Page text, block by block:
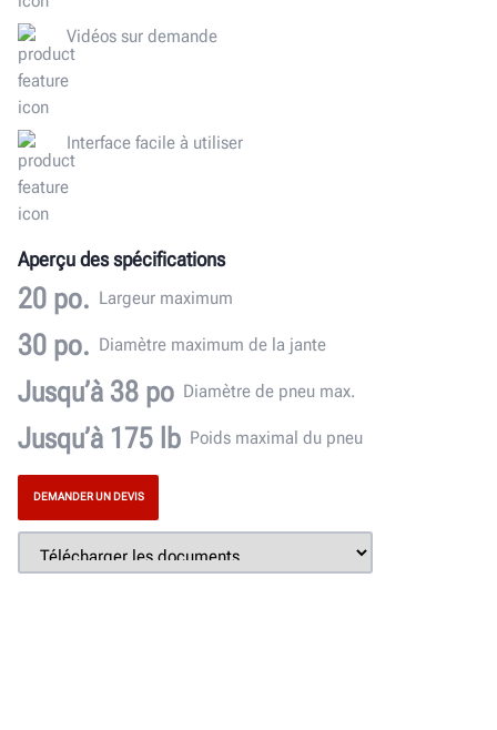
Vidéos sur demande
Interface facile à utiliser
Aperçu des spécifications
20 po. Largeur maximum
30 po. Diamètre maximum de la jante
Jusqu’à 38 po Diamètre de pneu max.
Jusqu’à 175 lb Poids maximal du pneu
DEMANDER UN DEVIS